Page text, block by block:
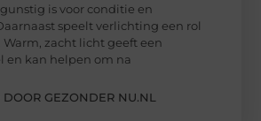
is voor conditie en
speelt verlichting een rol
zacht licht geeft een
en kan helpen om na
GEZONDER NU.NL